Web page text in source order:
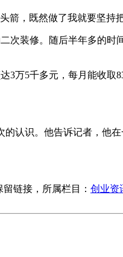
，既然做了我就要坚持
装修。随后半年多的时
5千多元，每月能收取
识。他告诉记者，他
链接，所属栏目： 创业资